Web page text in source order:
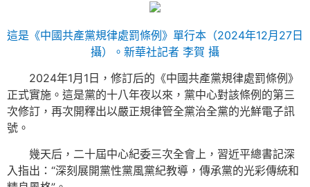
這是《中國共產黨規律處罰條例》單行本（2024年12月27日
攝）。新華社記者 李賀 攝
2024年1月1日，修訂后的《中國共產黨規律處罰條例》
正式實施。這是黨的十八年夜以來，黨中心對該條例的第三
次修訂，再次開釋出以嚴正規律管全黨治全黨的光鮮電子訊
號。
幾天后，二十屆中心紀委三次全會上，習近平總書記深
入指出：“深刻展開黨性黨風黨紀教導，傳承黨的光彩傳統和